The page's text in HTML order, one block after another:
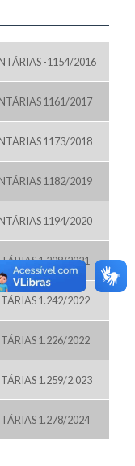
-1154/2016
1161/2017
1173/2018
1182/2019
1194/2020
1.208/2021
1.242/2022
1.226/2022
1.259/2.023
1.278/2024